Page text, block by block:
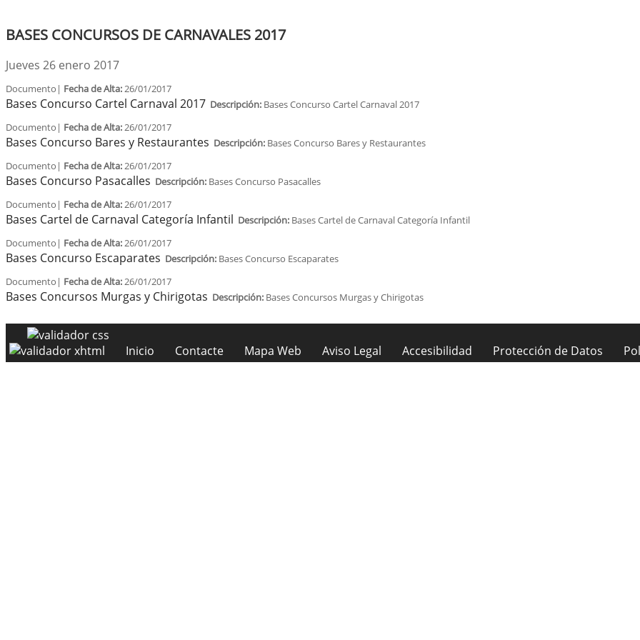
BASES CONCURSOS DE CARNAVALES 2017
Jueves 26 enero 2017
Documento| Fecha de Alta:26/01/2017
Bases Concurso Cartel Carnaval 2017 Descripción: Bases Concurso Cartel Carnaval 2017
Documento| Fecha de Alta:26/01/2017
Bases Concurso Bares y Restaurantes Descripción: Bases Concurso Bares y Restaurantes
Documento| Fecha de Alta:26/01/2017
Bases Concurso Pasacalles Descripción: Bases Concurso Pasacalles
Documento| Fecha de Alta:26/01/2017
Bases Cartel de Carnaval Categoría Infantil Descripción: Bases Cartel de Carnaval Categoría Infantil
Documento| Fecha de Alta:26/01/2017
Bases Concurso Escaparates Descripción: Bases Concurso Escaparates
Documento| Fecha de Alta:26/01/2017
Bases Concursos Murgas y Chirigotas Descripción: Bases Concursos Murgas y Chirigotas
Inicio Contacte Mapa Web Aviso Legal Accesibilidad Protección de Datos